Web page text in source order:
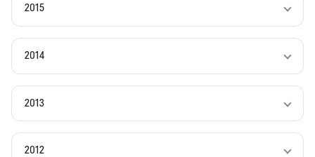
2015
2014
2013
2012